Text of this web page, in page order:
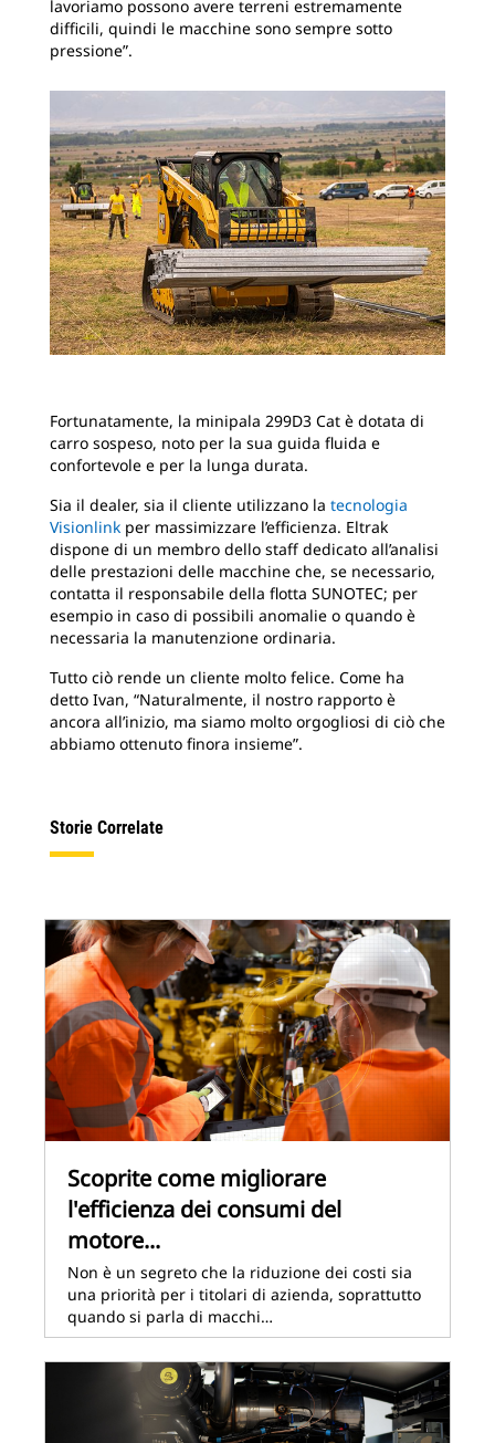
lavoriamo possono avere terreni estremamente
difficili, quindi le macchine sono sempre sotto
pressione”.
Fortunatamente, la minipala 299D3 Cat è dotata di
carro sospeso, noto per la sua guida fluida e
confortevole e per la lunga durata.
Sia il dealer, sia il cliente utilizzano la tecnologia
Visionlink per massimizzare l’efficienza. Eltrak
dispone di un membro dello staff dedicato all’analisi
delle prestazioni delle macchine che, se necessario,
contatta il responsabile della flotta SUNOTEC; per
esempio in caso di possibili anomalie o quando è
necessaria la manutenzione ordinaria.
Tutto ciò rende un cliente molto felice. Come ha
detto Ivan, “Naturalmente, il nostro rapporto è
ancora all’inizio, ma siamo molto orgogliosi di ciò che
abbiamo ottenuto finora insieme”.
Storie Correlate
Scoprite come migliorare
l'efficienza dei consumi del
motore...
Non è un segreto che la riduzione dei costi sia
una priorità per i titolari di azienda, soprattutto
quando si parla di macchi…